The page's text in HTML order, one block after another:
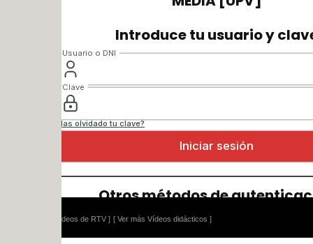
[ Ver más Vídeos didácticos ]